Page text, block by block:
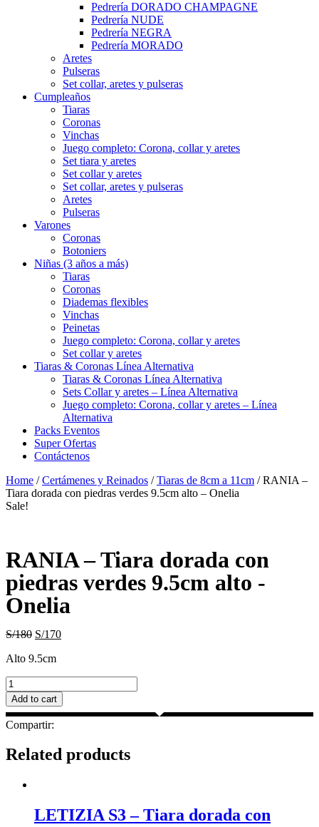
Pedrería DORADO CHAMPAGNE
Pedrería NUDE
Pedrería NEGRA
Pedrería MORADO
Aretes
Pulseras
Set collar, aretes y pulseras
Cumpleaños
Tiaras
Coronas
Vinchas
Juego completo: Corona, collar y aretes
Set tiara y aretes
Set collar y aretes
Set collar, aretes y pulseras
Aretes
Pulseras
Varones
Coronas
Botoniers
Niñas (3 años a más)
Tiaras
Coronas
Diademas flexibles
Vinchas
Peinetas
Juego completo: Corona, collar y aretes
Set collar y aretes
Tiaras & Coronas Línea Alternativa
Tiaras & Coronas Línea Alternativa
Sets Collar y aretes – Línea Alternativa
Juego completo: Corona, collar y aretes – Línea
Alternativa
Packs Eventos
Super Ofertas
Contáctenos
Home /Certámenes y Reinados /Tiaras de 8cm a 11cm / RANIA –
Tiara dorada con piedras verdes 9.5cm alto – Onelia
Sale!
RANIA – Tiara dorada con
piedras verdes 9.5cm alto -
Onelia
S/180 S/170
Alto 9.5cm
RANIA
–
Tiara
dorada
piedras
verdes
Onelia
quantity
Add to cart
Compartir:
Related products
LETIZIA S3 – Tiara dorada con